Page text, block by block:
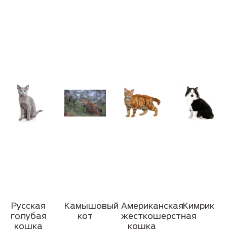
Русская
голубая
кошка
Камышовый
кот
Американская
жесткошерстная
кошка
Кимрик